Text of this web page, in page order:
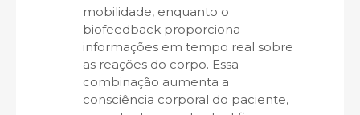
mobilidade, enquanto o
biofeedback proporciona
informações em tempo real sobre
as reações do corpo. Essa
combinação aumenta a
consciência corporal do paciente,